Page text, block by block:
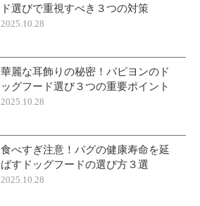
ド選びで重視すべき３つの対策
2025.10.28
華麗な耳飾りの秘密！パピヨンのド
ッグフード選び３つの重要ポイント
2025.10.28
食べすぎ注意！パグの健康寿命を延
ばすドッグフードの選び方３選
2025.10.28